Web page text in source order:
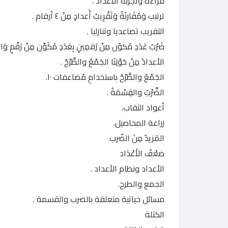
ترتيب وَمُقَارنَةٌ وَتَقْرِيبُ أَعدادٍ مِنْ ٤ أرقام .
التقريب تصاعديا وتنازليا .
ضَرْبُ عَدَدِ مُكوّن مِنْ رَقمِينِ بِعَدَدِ مُكَوِّن مِنْ رَقْمٍ
الأعدادُ مِنْ حَوْلِنَا الجَمْعُ والطَّرْحُ .
الجَمْعُ والطَّرْحُ باستخدامِ مُضاعفات ١٠.
الضَّرْبُ والقِسْمَةُ .
أعواد الثقاب.
زراعة المحاصيل.
المَزيدُ مِنَ الضّرب
ضعْفُ الأَعْدَاد
الأعداد ونظام الأعداد .
الجمع والطرح.
مسائل حياتية متعلقة بالضرب والقسمة .
الكتلة